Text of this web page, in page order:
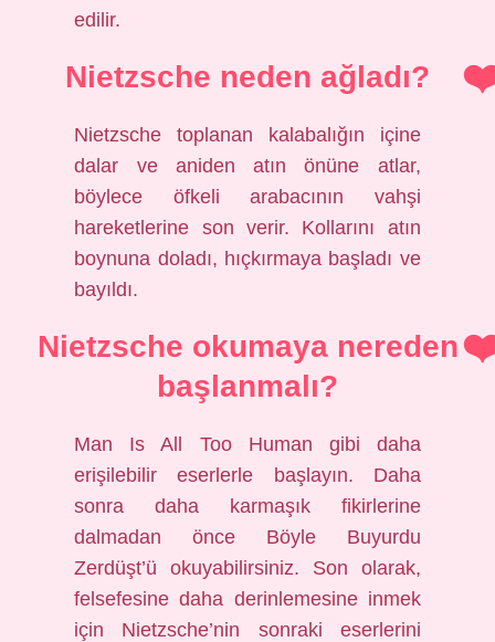
edilir.
Nietzsche neden ağladı?
Nietzsche toplanan kalabalığın içine
dalar ve aniden atın önüne atlar,
böylece öfkeli arabacının vahşi
hareketlerine son verir. Kollarını atın
boynuna doladı, hıçkırmaya başladı ve
bayıldı.
Nietzsche okumaya nereden
başlanmalı?
Man Is All Too Human gibi daha
erişilebilir eserlerle başlayın. Daha
sonra daha karmaşık fikirlerine
dalmadan önce Böyle Buyurdu
Zerdüşt’ü okuyabilirsiniz. Son olarak,
felsefesine daha derinlemesine inmek
için Nietzsche’nin sonraki eserlerini